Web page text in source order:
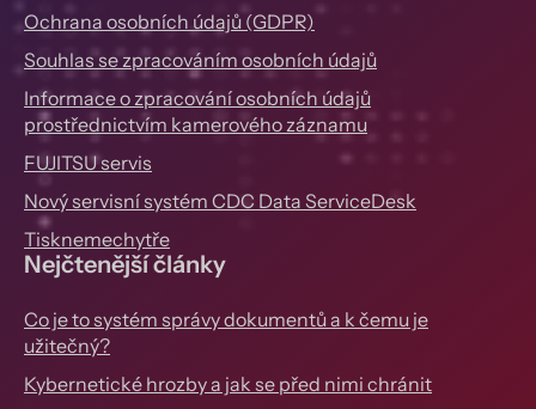
Ochrana osobních údajů (GDPR)
Souhlas se zpracováním osobních údajů
Informace o zpracování osobních údajů
prostřednictvím kamerového záznamu
FUJITSU servis
Nový servisní systém CDC Data ServiceDesk
Tisknemechytře
Nejčtenější články
Co je to systém správy dokumentů a k čemu je
užitečný?
Kybernetické hrozby a jak se před nimi chránit